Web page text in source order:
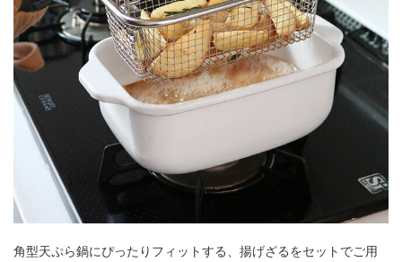
角型天ぷら鍋にぴったりフィットする、揚げざるをセットでご用